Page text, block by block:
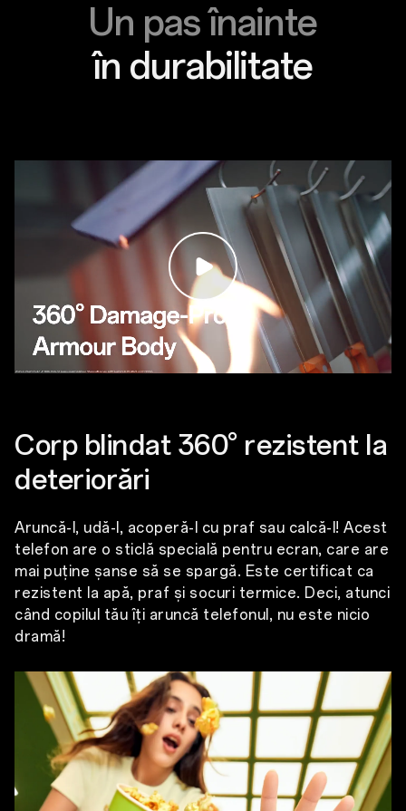
Un pas înainte
în durabilitate
Corp blindat 360° rezistent la
deteriorări
Aruncă-l, udă-l, acoperă-l cu praf sau calcă-l! Acest
telefon are o sticlă specială pentru ecran, care are
mai puține șanse să se spargă. Este certificat ca
rezistent la apă, praf și socuri termice. Deci, atunci
când copilul tău îți aruncă telefonul, nu este nicio
dramă!